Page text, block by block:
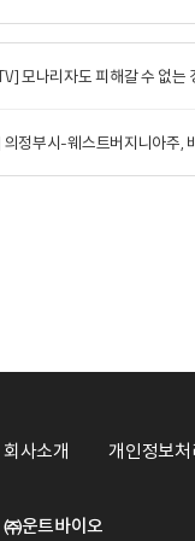
모나리자도 피해갈 수 없는
정부시-웨스트버지니아주,
회사소개 개인정보
㈜운트바이오